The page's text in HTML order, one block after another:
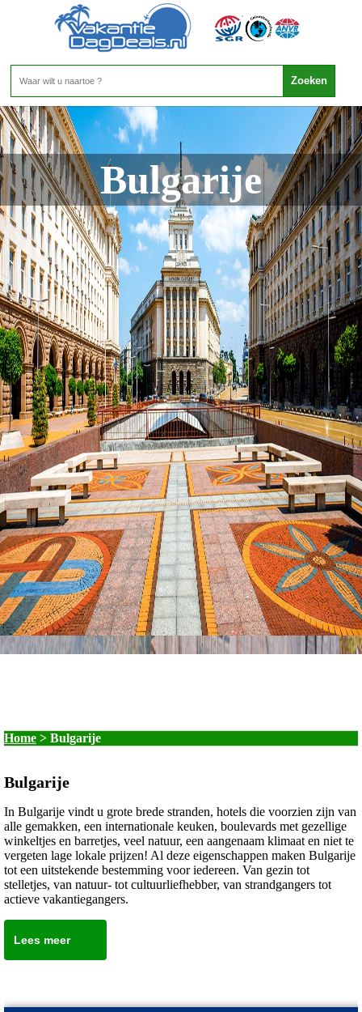
Bulgarije
Home > Bulgarije
Bulgarije
In Bulgarije vindt u grote brede stranden, hotels die voorzien zijn van
alle gemakken, een internationale keuken, boulevards met gezellige
winkeltjes en barretjes, veel natuur, een aangenaam klimaat en niet te
vergeten lage lokale prijzen! Al deze eigenschappen maken Bulgarije
tot een uitstekende bestemming voor iedereen. Van gezin tot
stelletjes, van natuur- tot cultuurliefhebber, van strandgangers tot
actieve vakantiegangers.
Lees meer